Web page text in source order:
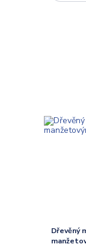
Dřevěný